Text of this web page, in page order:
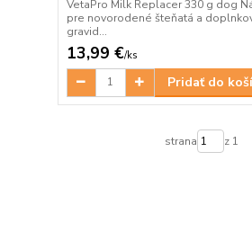
VetaPro Milk Replacer 330 g dog
pre novorodené šteňatá a
gravid...
13,99 €/ks
Pridať do
strana z 1